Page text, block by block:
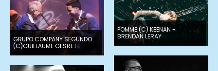
POMME (C) KEENAN -
BRENDAN LERAY
GRUPO COMPANY SEGUNDO
(C)GUILLAUME GESRET